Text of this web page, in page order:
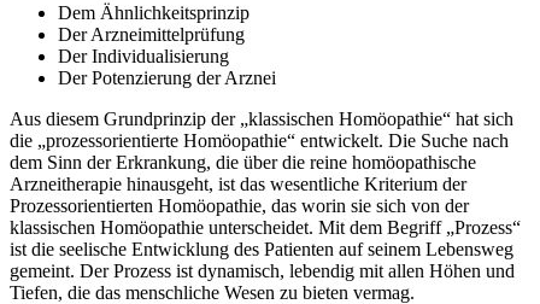
Dem Ähnlichkeitsprinzip
Der Arzneimittelprüfung
Der Individualisierung
Der Potenzierung der Arznei
Aus diesem Grundprinzip der „klassischen Homöopathie“ hat sich
die „prozessorientierte Homöopathie“ entwickelt. Die Suche nach
dem Sinn der Erkrankung, die über die reine homöopathische
Arzneitherapie hinausgeht, ist das wesentliche Kriterium der
Prozessorientierten Homöopathie, das worin sie sich von der
klassischen Homöopathie unterscheidet. Mit dem Begriff „Prozess“
ist die seelische Entwicklung des Patienten auf seinem Lebensweg
gemeint. Der Prozess ist dynamisch, lebendig mit allen Höhen und
Tiefen, die das menschliche Wesen zu bieten vermag.